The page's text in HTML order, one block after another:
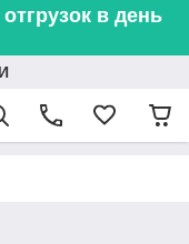
в день